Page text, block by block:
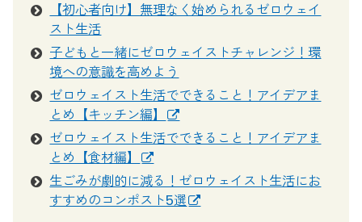
【初心者向け】無理なく始められるゼロウェイ
スト生活
子どもと一緒にゼロウェイストチャレンジ！環
境への意識を高めよう
ゼロウェイスト生活でできること！アイデアま
とめ【キッチン編】
ゼロウェイスト生活でできること！アイデアま
とめ【食材編】
生ごみが劇的に減る！ゼロウェイスト生活にお
すすめのコンポスト5選